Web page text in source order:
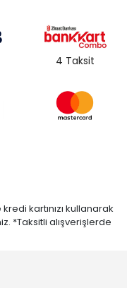
4 Taksit
kartınızı kullanarak
*Taksitli alışverişlerde